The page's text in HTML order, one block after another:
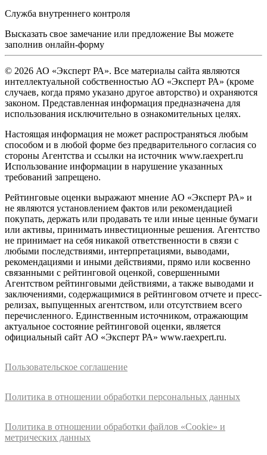
Служба внутреннего контроля
Высказать свое замечание или предложение Вы можете
заполнив онлайн-форму
© 2026 АО «Эксперт РА». Все материалы сайта являются
интеллектуальной собственностью АО «Эксперт РА» (кроме
случаев, когда прямо указано другое авторство) и охраняются
законом. Представленная информация предназначена для
использования исключительно в ознакомительных целях.
Настоящая информация не может распространяться любым
способом и в любой форме без предварительного согласия со
стороны Агентства и ссылки на источник www.raexpert.ru
Использование информации в нарушение указанных
требований запрещено.
Рейтинговые оценки выражают мнение АО «Эксперт РА» и
не являются установлением фактов или рекомендацией
покупать, держать или продавать те или иные ценные бумаги
или активы, принимать инвестиционные решения. Агентство
не принимает на себя никакой ответственности в связи с
любыми последствиями, интерпретациями, выводами,
рекомендациями и иными действиями, прямо или косвенно
связанными с рейтинговой оценкой, совершенными
Агентством рейтинговыми действиями, а также выводами и
заключениями, содержащимися в рейтинговом отчете и пресс-
релизах, выпущенных агентством, или отсутствием всего
перечисленного. Единственным источником, отражающим
актуальное состояние рейтинговой оценки, является
официальный сайт АО «Эксперт РА» www.raexpert.ru.
Пользовательское соглашение
Политика в отношении обработки персональных данных
Политика в отношении обработки файлов «Cookie» и
метрических данных